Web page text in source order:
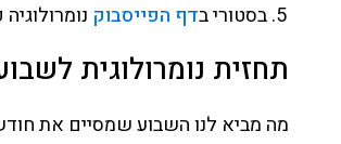
בסטורי בדף הפייסבוק
תחזית נומרולוגית לשבוע שבין
מה מביא לנו השבוע שמסיים את